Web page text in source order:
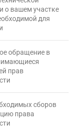
о вашем участке
для
обращение в
прав
сборов
права